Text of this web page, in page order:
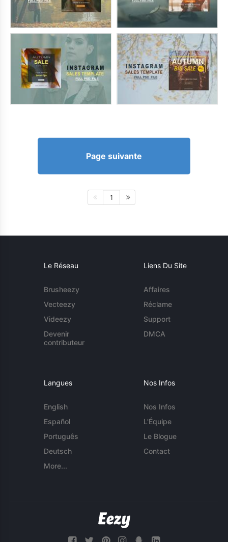
Page suivante
1
Le Réseau
Brusheezy
Vecteezy
Videezy
Devenir
contributeur
Liens Du Site
Affaires
Réclame
Support
DMCA
Langues
English
Español
Português
Deutsch
More...
Nos Infos
Nos Infos
L'Équipe
Le Blogue
Contact